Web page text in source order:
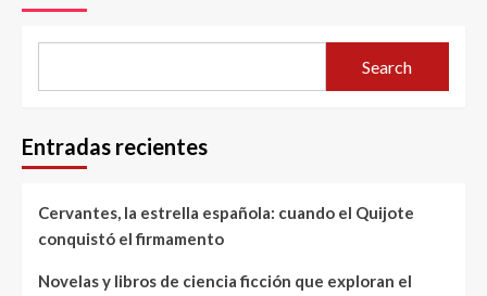
Search
Entradas recientes
Cervantes, la estrella española: cuando el Quijote
conquistó el firmamento
Novelas y libros de ciencia ficción que exploran el